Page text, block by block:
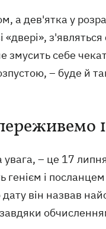
а дев'ятка у
«двері»,
змусить себе
– буде й
– це 17
і
дату він назвав